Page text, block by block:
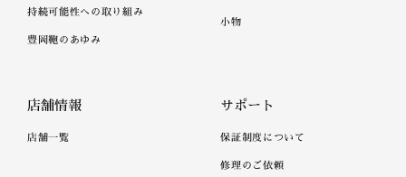
持続可能性への取り組み
豊岡鞄のあゆみ
小物
店舗情報
店舗一覧
サポート
保証制度について
修理のご依頼